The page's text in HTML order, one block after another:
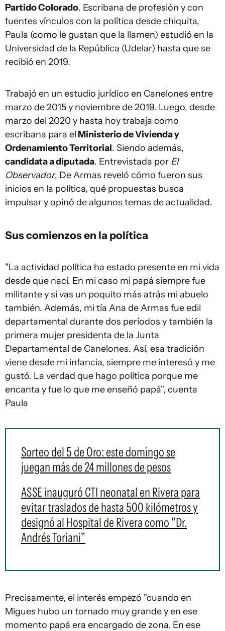
Partido Colorado. Escribana de profesión y con
fuentes vínculos con la política desde chiquita,
Paula (como le gustan que la llamen) estudió en la
Universidad de la República (Udelar) hasta que se
recibió en 2019.
Trabajó en un estudio jurídico en Canelones entre
marzo de 2015 y noviembre de 2019. Luego, desde
marzo del 2020 y hasta hoy trabaja como
escribana para el Ministerio de Vivienda y
Ordenamiento Territorial. Siendo además,
candidata a diputada. Entrevistada por El
Observador, De Armas reveló cómo fueron sus
inicios en la política, qué propuestas busca
impulsar y opinó de algunos temas de actualidad.
Sus comienzos en la política
"La actividad política ha estado presente en mi vida
desde que nací. En mi caso mi papá siempre fue
militante y si vas un poquito más atrás mi abuelo
también. Además, mi tía Ana de Armas fue edil
departamental durante dos períodos y también la
primera mujer presidenta de la Junta
Departamental de Canelones. Así, esa tradición
viene desde mi infancia, siempre me interesó y me
gustó. La verdad que hago política porque me
encanta y fue lo que me enseñó papá", cuenta
Paula
Sorteo del 5 de Oro: este domingo se
juegan más de 24 millones de pesos
ASSE inauguró CTI neonatal en Rivera para
evitar traslados de hasta 500 kilómetros y
designó al Hospital de Rivera como "Dr.
Andrés Toriani"
Precisamente, el interés empezó "cuando en
Migues hubo un tornado muy grande y en ese
momento papá era encargado de zona. En ese